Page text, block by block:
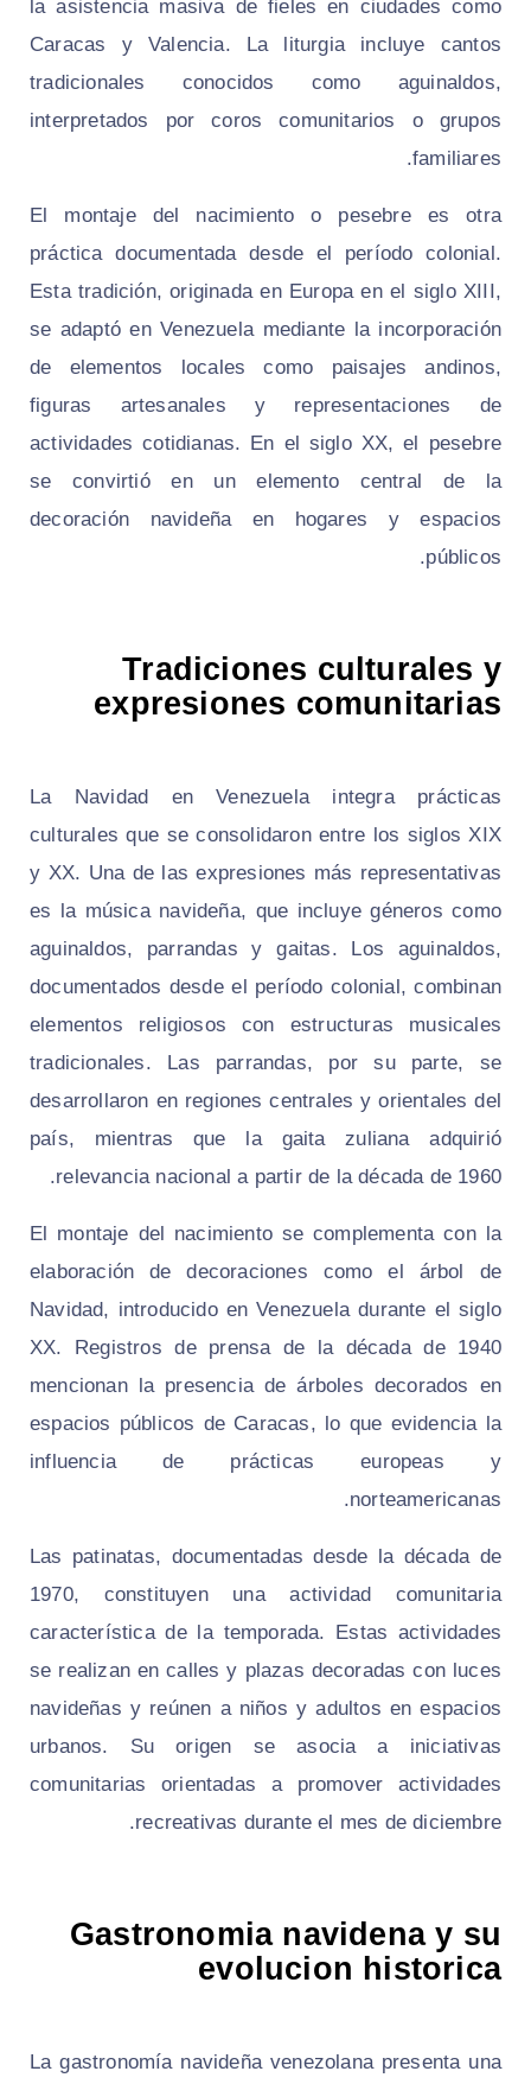
la asistencia masiva de fieles en ciudades como
Caracas y Valencia. La liturgia incluye cantos
tradicionales conocidos como aguinaldos,
interpretados por coros comunitarios o grupos
familiares.
El montaje del nacimiento o pesebre es otra
práctica documentada desde el período colonial.
Esta tradición, originada en Europa en el siglo XIII,
se adaptó en Venezuela mediante la incorporación
de elementos locales como paisajes andinos,
figuras artesanales y representaciones de
actividades cotidianas. En el siglo XX, el pesebre
se convirtió en un elemento central de la
decoración navideña en hogares y espacios
públicos.
Tradiciones culturales y
expresiones comunitarias
La Navidad en Venezuela integra prácticas
culturales que se consolidaron entre los siglos XIX
y XX. Una de las expresiones más representativas
es la música navideña, que incluye géneros como
aguinaldos, parrandas y gaitas. Los aguinaldos,
documentados desde el período colonial, combinan
elementos religiosos con estructuras musicales
tradicionales. Las parrandas, por su parte, se
desarrollaron en regiones centrales y orientales del
país, mientras que la gaita zuliana adquirió
relevancia nacional a partir de la década de 1960.
El montaje del nacimiento se complementa con la
elaboración de decoraciones como el árbol de
Navidad, introducido en Venezuela durante el siglo
XX. Registros de prensa de la década de 1940
mencionan la presencia de árboles decorados en
espacios públicos de Caracas, lo que evidencia la
influencia de prácticas europeas y
norteamericanas.
Las patinatas, documentadas desde la década de
1970, constituyen una actividad comunitaria
característica de la temporada. Estas actividades
se realizan en calles y plazas decoradas con luces
navideñas y reúnen a niños y adultos en espacios
urbanos. Su origen se asocia a iniciativas
comunitarias orientadas a promover actividades
recreativas durante el mes de diciembre.
Gastronomia navidena y su
evolucion historica
La gastronomía navideña venezolana presenta una